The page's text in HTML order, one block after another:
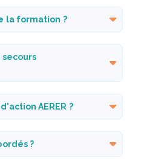
la formation ?
secours
AERER ?
?